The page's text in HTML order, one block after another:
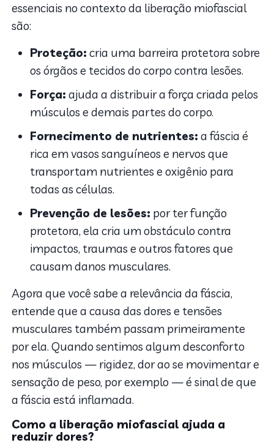
essenciais no contexto da liberação miofascial
são:
Proteção: cria uma barreira protetora sobre
os órgãos e tecidos do corpo contra lesões.
Força: ajuda a distribuir a força criada pelos
músculos e demais partes do corpo.
Fornecimento de nutrientes: a fáscia é
rica em vasos sanguíneos e nervos que
transportam nutrientes e oxigênio para
todas as células.
Prevenção de lesões: por ter função
protetora, ela cria um obstáculo contra
impactos, traumas e outros fatores que
causam danos musculares.
Agora que você sabe a relevância da fáscia,
entende que a causa das dores e tensões
musculares também passam primeiramente
por ela. Quando sentimos algum desconforto
nos músculos — rigidez, dor ao se movimentar e
sensação de peso, por exemplo — é sinal de que
a fáscia está inflamada.
Como a liberação miofascial ajuda a
reduzir dores?